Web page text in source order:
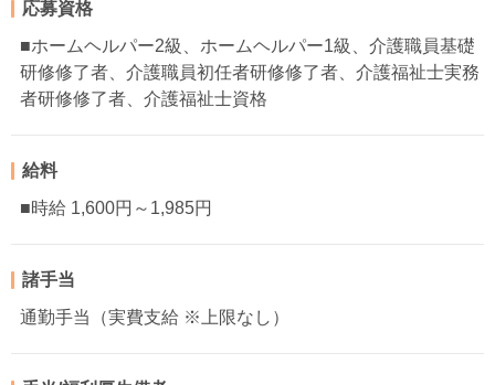
応募資格
■ホームヘルパー2級、ホームヘルパー1級、介護職員基礎
研修修了者、介護職員初任者研修修了者、介護福祉士実務
者研修修了者、介護福祉士資格
給料
■時給 1,600円～1,985円
諸手当
通勤手当（実費支給 ※上限なし）